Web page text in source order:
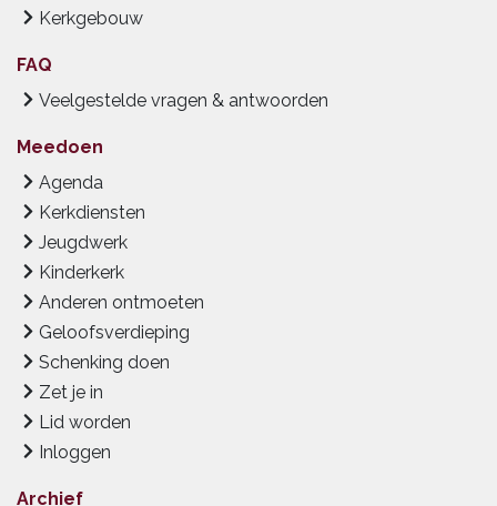
Kerkgebouw
FAQ
Veelgestelde vragen & antwoorden
Meedoen
Agenda
Kerkdiensten
Jeugdwerk
Kinderkerk
Anderen ontmoeten
Geloofsverdieping
Schenking doen
Zet je in
Lid worden
Inloggen
Archief